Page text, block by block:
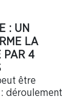
: UN
LA
PAR 4
être
déroulement